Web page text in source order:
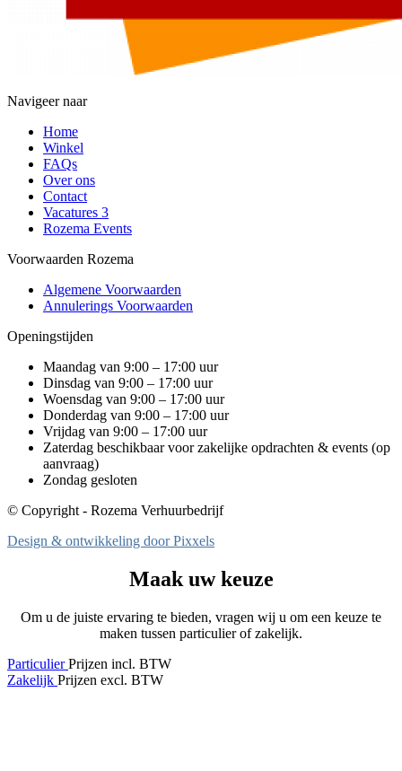
Navigeer naar
Home
Winkel
FAQs
Over ons
Contact
Vacatures 3
Rozema Events
Voorwaarden Rozema
Algemene Voorwaarden
Annulerings Voorwaarden
Openingstijden
Maandag van 9:00 – 17:00 uur
Dinsdag van 9:00 – 17:00 uur
Woensdag van 9:00 – 17:00 uur
Donderdag van 9:00 – 17:00 uur
Vrijdag van 9:00 – 17:00 uur
Zaterdag beschikbaar voor zakelijke opdrachten & events (op
aanvraag)
Zondag gesloten
© Copyright - Rozema Verhuurbedrijf
Design & ontwikkeling door Pixxels
Maak uw keuze
Om u de juiste ervaring te bieden, vragen wij u om een keuze te
maken tussen particulier of zakelijk.
ParticulierPrijzen incl. BTW
Zakelijk Prijzen excl. BTW